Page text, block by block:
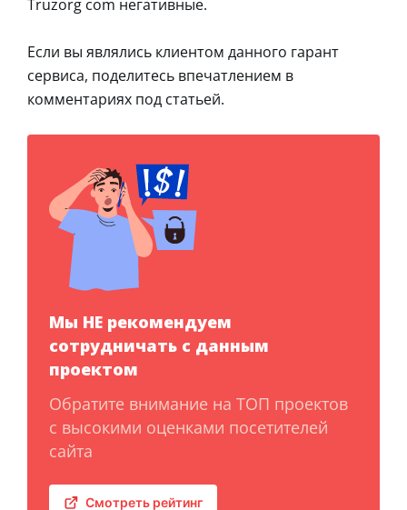
Truzorg com негативные.
Если вы являлись клиентом данного гарант
сервиса, поделитесь впечатлением в
комментариях под статьей.
Мы НЕ рекомендуем
сотрудничать с данным
проектом
Обратите внимание на ТОП проектов
с высокими оценками посетителей
сайта
Смотреть рейтинг